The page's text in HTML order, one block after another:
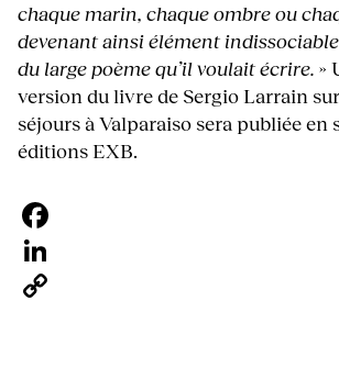
chaque marin, chaque ombre ou
devenant ainsi élément
du large poème qu’il voulait écrire. »
version du livre de Sergio Larrain
séjours à Valparaiso sera publiée en
éditions EXB.
Facebook
LinkedIn